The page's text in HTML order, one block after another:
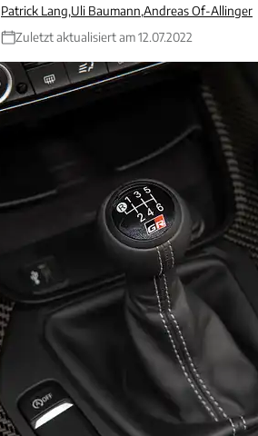
Patrick Lang,Uli Baumann,Andreas Of-Allinger
Zuletzt aktualisiert am 12.07.2022